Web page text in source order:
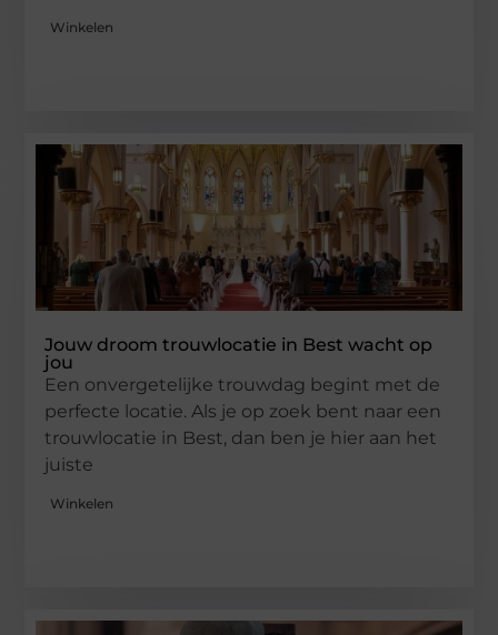
Winkelen
Jouw droom trouwlocatie in Best wacht op
jou
Een onvergetelijke trouwdag begint met de
perfecte locatie. Als je op zoek bent naar een
trouwlocatie in Best, dan ben je hier aan het
juiste
Winkelen